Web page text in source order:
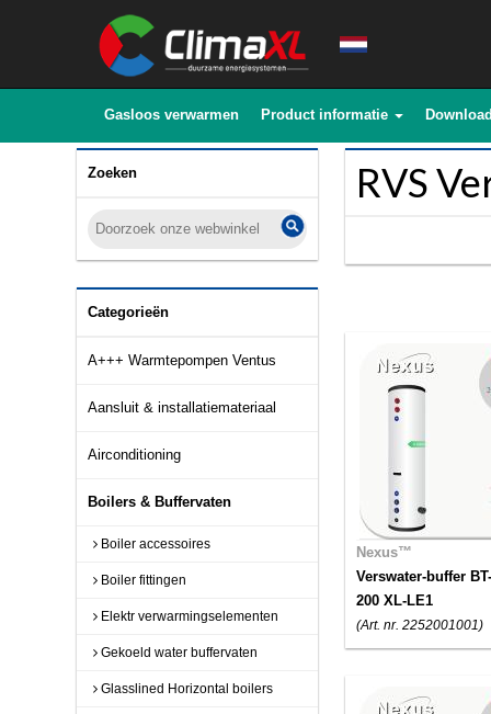
Gasloos verwarmen Product informatie
Zoeken
Categorieën
A+++ Warmtepompen Ventus
Aansluit & installatiemateriaal
Airconditioning
Boilers & Buffervaten
Boiler accessoires
Boiler fittingen
Elektr verwarmingselementen
Gekoeld water buffervaten
Glasslined Horizontal boilers
RVS
Nexus™
Verswater-buffer BT-
200 XL-LE1
(Art. nr. 2252001001)